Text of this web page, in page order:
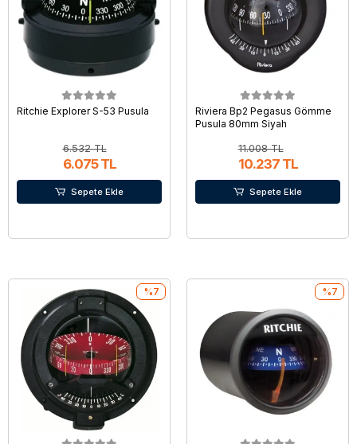
Ritchie Explorer S-53 Pusula
6.532 TL
6.075 TL
Sepete Ekle
Riviera Bp2 Pegasus Gömme
Pusula 80mm Siyah
11.008 TL
10.237 TL
Sepete Ekle
%7 %7